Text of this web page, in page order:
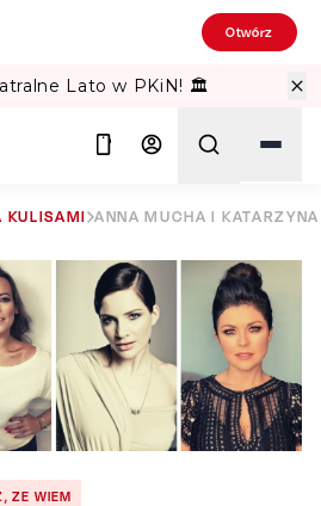
Otwórz
Lato w PKiN! 🏛️
KULISAMI ANNA MUCHA I
ZE WIEM